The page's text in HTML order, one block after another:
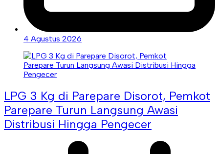
4 Agustus 2026
LPG 3 Kg di Parepare Disorot, Pemkot
Parepare Turun Langsung Awasi
Distribusi Hingga Pengecer